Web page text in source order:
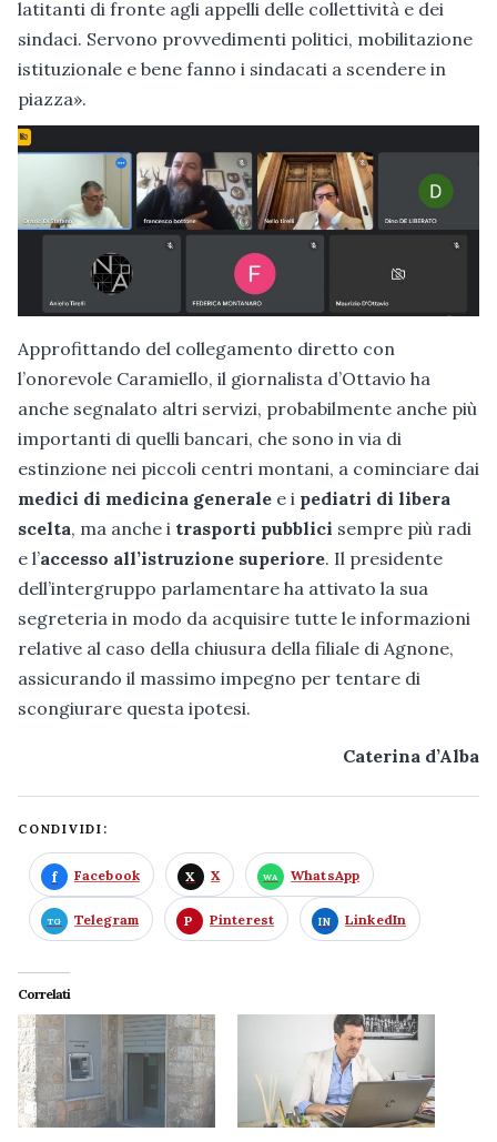
latitanti di fronte agli appelli delle collettività e dei
sindaci. Servono provvedimenti politici, mobilitazione
istituzionale e bene fanno i sindacati a scendere in
piazza».
Approfittando del collegamento diretto con
l’onorevole Caramiello, il giornalista d’Ottavio ha
anche segnalato altri servizi, probabilmente anche più
importanti di quelli bancari, che sono in via di
estinzione nei piccoli centri montani, a cominciare dai
medici di medicina generale e i pediatri di libera
scelta, ma anche i trasporti pubblici sempre più radi
e l’accesso all’istruzione superiore. Il presidente
dell’intergruppo parlamentare ha attivato la sua
segreteria in modo da acquisire tutte le informazioni
relative al caso della chiusura della filiale di Agnone,
assicurando il massimo impegno per tentare di
scongiurare questa ipotesi.
Caterina d’Alba
CONDIVIDI:
Facebook X WhatsApp
Telegram Pinterest LinkedIn
Correlati